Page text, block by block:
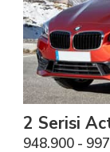
2 Serisi
948.900 -